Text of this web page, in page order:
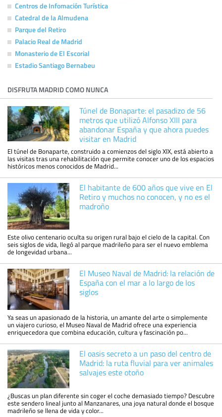
Centros de Infomación Turística
Catedral de la Almudena
Parque del Retiro
Palacio Real de Madrid
Monasterio de El Escorial
Estadio Santiago Bernabeu
DISFRUTA MADRID COMO NUNCA
Túnel de Bonaparte: el pasadizo de 56
metros que utilizó Alfonso XIII para
abandonar España y que ahora puedes
visitar en Madrid
El túnel de Bonaparte, construido a comienzos del siglo XIX, está abierto a
las visitas tras una rehabilitación que permite conocer uno de los espacios
históricos menos conocidos de Madrid...
El habitante de 600 años que vive en El
Retiro y muchos no conocen, y no es el
madroño
Este olivo centenario oculta su origen rural bajo el cielo de la capital. Con
seis siglos de vida, llegó al parque madrileño para ser el nuevo emblema
de longevidad urbana...
El Museo Naval de Madrid: la relación de
España con el mar a lo largo de los
siglos
Ya seas un apasionado de la historia, un amante del arte o simplemente
un viajero curioso, el Museo Naval de Madrid ofrece una experiencia
enriquecedora que combina educación, cultura y fascinación po...
El oasis secreto a un paso del centro de
Madrid: la ruta fluvial para ver animales
salvajes este otoño
¿Buscas un plan diferente sin coger el coche demasiado tiempo? Descubre
este sendero lineal junto al Manzanares, una joya natural donde el bosque
madrileño se llena de vida y color...